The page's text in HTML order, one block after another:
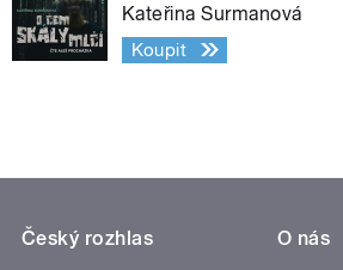
Kateřina Surmanová
Koupit
Český rozhlas
O nás